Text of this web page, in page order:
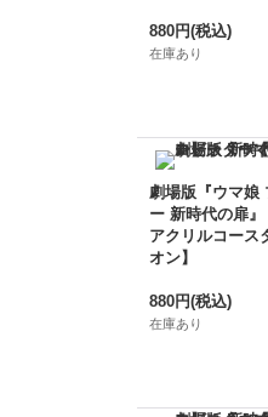
880円(税込)
在庫あり
劇場版『ウマ娘
ー 新時代の扉』
アクリルコース
オン】
880円(税込)
在庫あり